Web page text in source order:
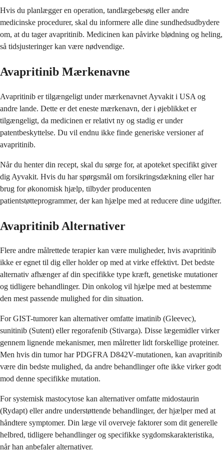
Hvis du planlægger en operation, tandlægebesøg eller andre
medicinske procedurer, skal du informere alle dine sundhedsudbydere
om, at du tager avapritinib. Medicinen kan påvirke blødning og heling,
så tidsjusteringer kan være nødvendige.
Avapritinib Mærkenavne
Avapritinib er tilgængeligt under mærkenavnet Ayvakit i USA og
andre lande. Dette er det eneste mærkenavn, der i øjeblikket er
tilgængeligt, da medicinen er relativt ny og stadig er under
patentbeskyttelse. Du vil endnu ikke finde generiske versioner af
avapritinib.
Når du henter din recept, skal du sørge for, at apoteket specifikt giver
dig Ayvakit. Hvis du har spørgsmål om forsikringsdækning eller har
brug for økonomisk hjælp, tilbyder producenten
patientstøtteprogrammer, der kan hjælpe med at reducere dine udgifter.
Avapritinib Alternativer
Flere andre målrettede terapier kan være muligheder, hvis avapritinib
ikke er egnet til dig eller holder op med at virke effektivt. Det bedste
alternativ afhænger af din specifikke type kræft, genetiske mutationer
og tidligere behandlinger. Din onkolog vil hjælpe med at bestemme
den mest passende mulighed for din situation.
For GIST-tumorer kan alternativer omfatte imatinib (Gleevec),
sunitinib (Sutent) eller regorafenib (Stivarga). Disse lægemidler virker
gennem lignende mekanismer, men målretter lidt forskellige proteiner.
Men hvis din tumor har PDGFRA D842V-mutationen, kan avapritinib
være din bedste mulighed, da andre behandlinger ofte ikke virker godt
mod denne specifikke mutation.
For systemisk mastocytose kan alternativer omfatte midostaurin
(Rydapt) eller andre understøttende behandlinger, der hjælper med at
håndtere symptomer. Din læge vil overveje faktorer som dit generelle
helbred, tidligere behandlinger og specifikke sygdomskarakteristika,
når han anbefaler alternativer.